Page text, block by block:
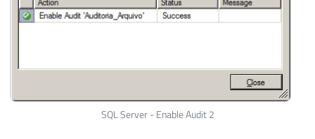
SQL Server - Enable Audit 2